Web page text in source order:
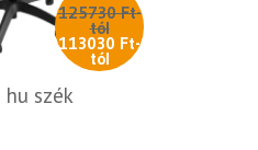
125730 Ft-
tól
113030 Ft-
tól
hu szék